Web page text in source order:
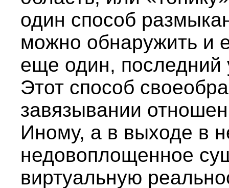
один способ
можно обнаружить и
еще один, последний
Этот способ
завязывании
Иному, а в выходе в
недовоплощенное
виртуальную